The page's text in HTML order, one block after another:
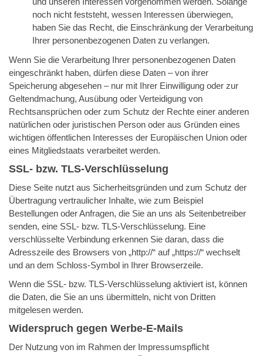
noch nicht feststeht, wessen Interessen überwiegen,
haben Sie das Recht, die Einschränkung der Verarbeitung
Ihrer personenbezogenen Daten zu verlangen.
Wenn Sie die Verarbeitung Ihrer personenbezogenen Daten
eingeschränkt haben, dürfen diese Daten – von ihrer
Speicherung abgesehen – nur mit Ihrer Einwilligung oder zur
Geltendmachung, Ausübung oder Verteidigung von
Rechtsansprüchen oder zum Schutz der Rechte einer anderen
natürlichen oder juristischen Person oder aus Gründen eines
wichtigen öffentlichen Interesses der Europäischen Union oder
eines Mitgliedstaats verarbeitet werden.
SSL- bzw. TLS-Verschlüsselung
Diese Seite nutzt aus Sicherheitsgründen und zum Schutz der
Übertragung vertraulicher Inhalte, wie zum Beispiel
Bestellungen oder Anfragen, die Sie an uns als Seitenbetreiber
senden, eine SSL- bzw. TLS-Verschlüsselung. Eine
verschlüsselte Verbindung erkennen Sie daran, dass die
Adresszeile des Browsers von „http://“ auf „https://“ wechselt
und an dem Schloss-Symbol in Ihrer Browserzeile.
Wenn die SSL- bzw. TLS-Verschlüsselung aktiviert ist, können
die Daten, die Sie an uns übermitteln, nicht von Dritten
mitgelesen werden.
Widerspruch gegen Werbe-E-Mails
Der Nutzung von im Rahmen der Impressumspflicht